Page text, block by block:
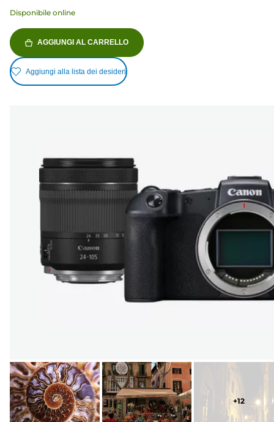
Disponibile online
AGGIUNGI AL CARRELLO
Aggiungi alla lista dei desideri
+12